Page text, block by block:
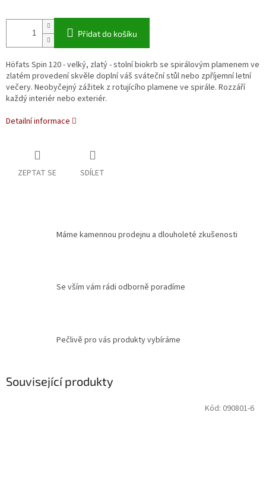
Přidat do košíku
Höfats Spin 120 - velký, zlatý - stolní biokrb se spirálovým plamenem ve
zlatém provedení skvěle doplní váš sváteční stůl nebo zpříjemní letní
večery. Neobyčejný zážitek z rotujícího plamene ve spirále. Rozzáří
každý interiér nebo exteriér.
Detailní informace
ZEPTAT SE SDÍLET
Máme kamennou prodejnu a dlouholeté zkušenosti
Se vším vám rádi odborně poradíme
Pečlivě pro vás produkty vybíráme
Související produkty
Kód: 090801-6